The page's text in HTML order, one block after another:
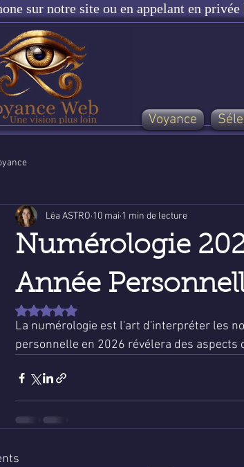
sur notre site ou en appelant en
Voyance
Numérologie
Année
Léa ASTRO 10 mai 1 min de lecture
Noté NaN étoiles sur 5.
La numérologie est l'art d'interpréter les
personnelle en 2026 révélera des aspects